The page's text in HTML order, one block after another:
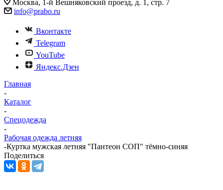
Москва, 1-й Вешняковский проезд, д. 1, стр. 7
info@prabo.ru
Вконтакте
Telegram
YouTube
Яндекс.Дзен
Главная
-
Каталог
-
Спецодежда
-
Рабочая одежда летняя
-Куртка мужская летняя "Пантеон СОП" тёмно-синяя
Поделиться